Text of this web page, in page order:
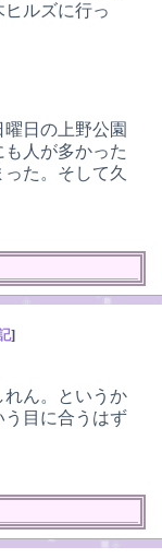
ルズに行っ
日の上野公園
人が多かった
た。そして久
]
れん。というか
う目に合うはず